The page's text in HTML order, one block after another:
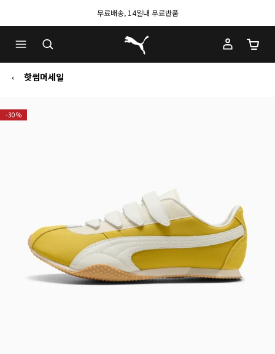
무료배송, 14일내 무료반품
푸마 홈
장바
핫썸머세일
-30%